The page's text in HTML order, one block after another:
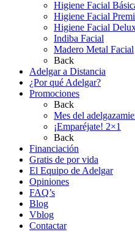
Higiene Facial
Higiene Facial
Higiene Facial
Indiba Facial
Madero Metal Facial
Back
Adelgar a Distancia
¿Por qué Adelgar?
Promociones
Back
Mes del
¡Emparéjate! 2×1
Back
Financiación
Gratis de por vida
El Equipo de Adelgar
Opiniones
FAQ’s
Blog
Vblog
Contactar